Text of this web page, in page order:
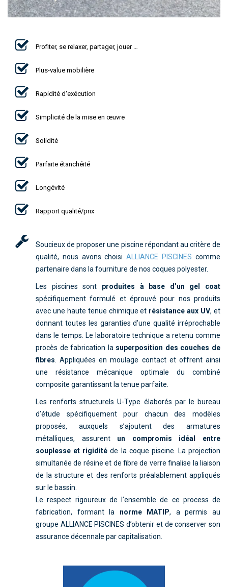
Profiter, se relaxer, partager, jouer …
Plus-value mobilière
Rapidité d'exécution
Simplicité de la mise en œuvre
Solidité
Parfaite étanchéité
Longévité
Rapport qualité/prix
Soucieux de proposer une piscine répondant au critère de
qualité, nous avons choisiALLIANCE PISCINES comme
partenaire dans la fourniture de nos coques polyester.
Les piscines sont produites à base d’un gel coat
spécifiquement formulé et éprouvé pour nos produits
avec une haute tenue chimique et résistance aux UV, et
donnant toutes les garanties d’une qualité irréprochable
dans le temps. Le laboratoire technique a retenu comme
procès de fabrication la superposition des couches de
fibres . Appliquées en moulage contact et offrent ainsi
une résistance mécanique optimale du combiné
composite garantissant la tenue parfaite.
Les renforts structurels U-Type élaborés par le bureau
d’étude spécifiquement pour chacun des modèles
proposés, auxquels s’ajoutent des armatures
métalliques, assurent un compromis idéal entre
souplesse et rigidité de la coque piscine. La projection
simultanée de résine et de fibre de verre finalise la liaison
de la structure et des renforts préalablement appliqués
sur le bassin.
Le respect rigoureux de l’ensemble de ce process de
fabrication, formant la norme MATIP, a permis au
groupe ALLIANCE PISCINES d’obtenir et de conserver son
assurance décennale par capitalisation.